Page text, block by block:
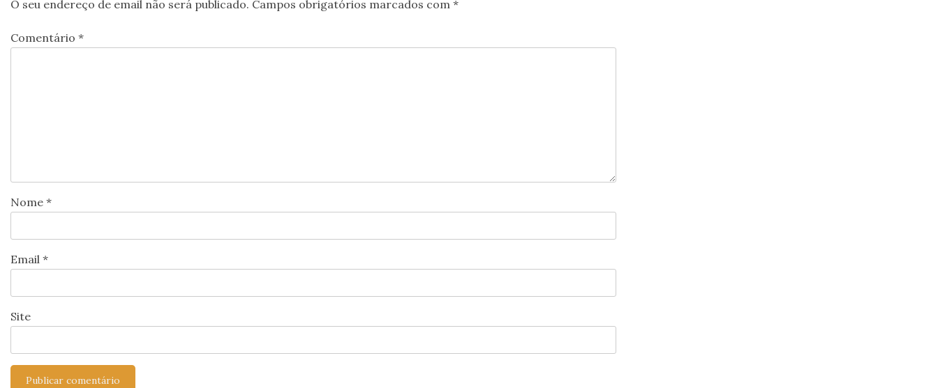
O seu endereço de email não será publicado. Campos obrigatórios marcados com *
Comentário *
Nome *
Email *
Site